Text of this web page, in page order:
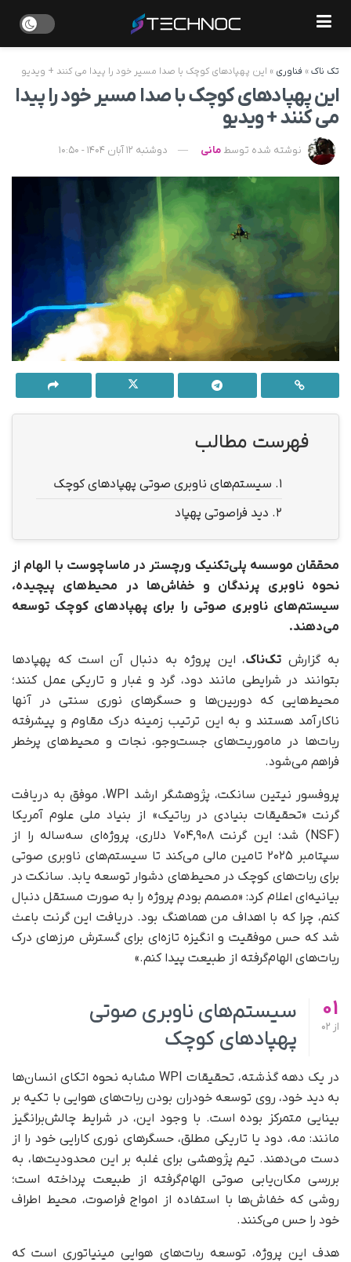
تک ناک» فناوری » این پهپادهای کوچک با صدا مسیر خود را پیدا می‌ کنند + ویدیو
این پهپادهای کوچک با صدا مسیر خود را پیدا
می‌ کنند + ویدیو
نوشته شده توسط مانی دوشنبه 12 آبان 1404 - 10:50
فهرست مطالب
1. سیستم‌های ناوبری صوتی پهپادهای کوچک
2. دید فراصوتی پهپاد
محققان موسسه پلی‌تکنیک ورچستر در ماساچوست با الهام از
نحوه ناوبری پرندگان و خفاش‌ها در محیط‌های پیچیده،
سیستم‌های ناوبری صوتی را برای پهپادهای کوچک توسعه
می‌دهند.
به گزارش تک‌ناک، این پروژه به دنبال آن است که پهپادها
بتوانند در شرایطی مانند دود، گرد و غبار و تاریکی عمل کنند؛
محیط‌هایی که دوربین‌ها و حسگرهای نوری سنتی در آنها
ناکارآمد هستند و به این ترتیب زمینه درک مقاوم و پیشرفته
ربات‌ها در ماموریت‌های جست‌وجو، نجات و محیط‌های پرخطر
فراهم می‌شود.
پروفسور نیتین سانکت، پژوهشگر ارشد WPI، موفق به دریافت
گرنت «تحقیقات بنیادی در رباتیک» از بنیاد ملی علوم آمریکا
(NSF) شد؛ این گرنت ۷۰۴,۹۰۸ دلاری، پروژه‌ای سه‌ساله را از
سپتامبر ۲۰۲۵ تامین مالی می‌کند تا سیستم‌های ناوبری صوتی
برای ربات‌های کوچک در محیط‌های دشوار توسعه یابد. سانکت در
بیانیه‌ای اعلام کرد: «مصمم بودم پروژه را به‌ صورت مستقل دنبال
کنم، چرا که با اهداف من هماهنگ بود. دریافت این گرنت باعث
شد که حس موفقیت و انگیزه تازه‌ای برای گسترش مرزهای درک
ربات‌های الهام‌گرفته از طبیعت پیدا کنم.»
01
از
سیستم‌های ناوبری صوتی
پهپادهای کوچک
در یک دهه گذشته، تحقیقات WPI مشابه نحوه اتکای انسان‌ها
به دید خود، روی توسعه خودران بودن ربات‌های هوایی با تکیه بر
بینایی متمرکز بوده است. با وجود این، در شرایط چالش‌برانگیز
مانند: مه، دود یا تاریکی مطلق، حسگرهای نوری کارایی خود را از
دست می‌دهند. تیم پژوهشی برای غلبه بر این محدودیت‌ها، به
بررسی مکان‌یابی صوتی الهام‌گرفته از طبیعت پرداخته است؛
روشی که خفاش‌ها با استفاده از امواج فراصوت، محیط اطراف
خود را حس می‌کنند.
هدف این پروژه، توسعه ربات‌های هوایی مینیاتوری است که